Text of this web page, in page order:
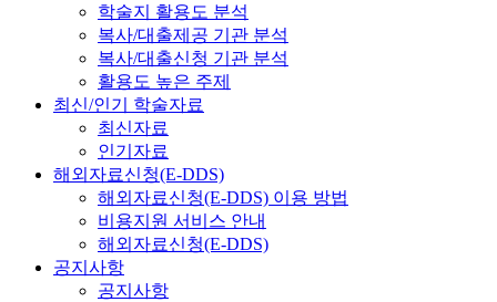
학술지 활용도 분석
복사/대출제공 기관 분석
복사/대출신청 기관 분석
활용도 높은 주제
최신/인기 학술자료
최신자료
인기자료
해외자료신청(E-DDS)
해외자료신청(E-DDS) 이용 방법
비용지원 서비스 안내
해외자료신청(E-DDS)
공지사항
공지사항